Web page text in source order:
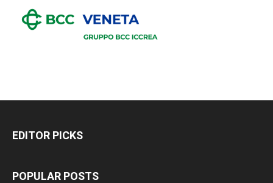
EDITOR PICKS
POPULAR POSTS